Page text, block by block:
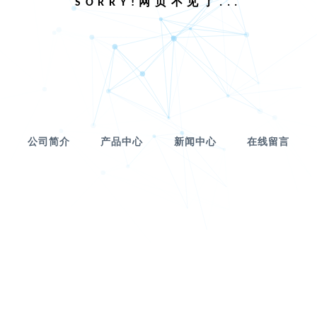
SORRY!网页不见了...
公司简介 产品中心 新闻中心 在线留言